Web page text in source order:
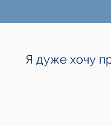
Я дуже хочу